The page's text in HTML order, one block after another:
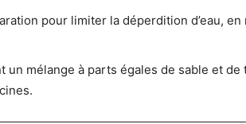
pour limiter la déperdition d’eau, en
un mélange à parts égales de sable et de